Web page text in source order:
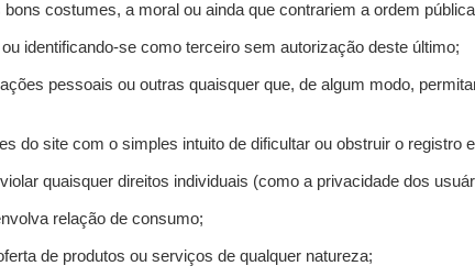
costumes, a moral ou ainda que contrariem a ordem
identificando-se como terceiro sem autorização deste último;
pessoais ou outras quaisquer que, de algum modo,
do site com o simples intuito de dificultar ou obstruir o registro
quaisquer direitos individuais (como a privacidade dos
relação de consumo;
de produtos ou serviços de qualquer natureza;